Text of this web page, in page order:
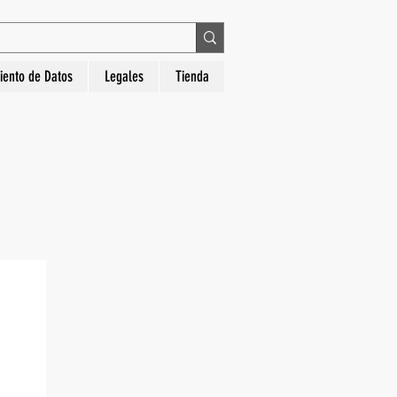
La Hora Relojería. Compra segura, diseños
de Datos Legales Tienda